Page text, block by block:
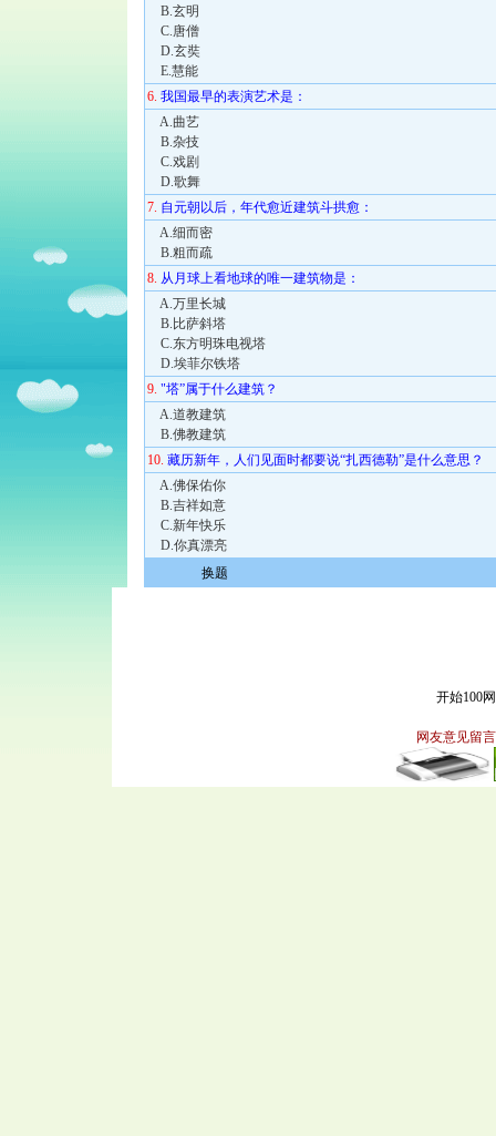
B.玄明
C.唐僧
D.玄奘
E.慧能
6. 我国最早的表演艺术是：
A.曲艺
B.杂技
C.戏剧
D.歌舞
7. 自元朝以后，年代愈近建筑斗拱愈：
A.细而密
B.粗而疏
8. 从月球上看地球的唯一建筑物是：
A.万里长城
B.比萨斜塔
C.东方明珠电视塔
D.埃菲尔铁塔
9. "塔”属于什么建筑？
A.道教建筑
B.佛教建筑
10. 藏历新年，人们见面时都要说“扎西德勒”是什么意思？
A.佛保佑你
B.吉祥如意
C.新年快乐
D.你真漂亮
换题
开始100
网友意见留